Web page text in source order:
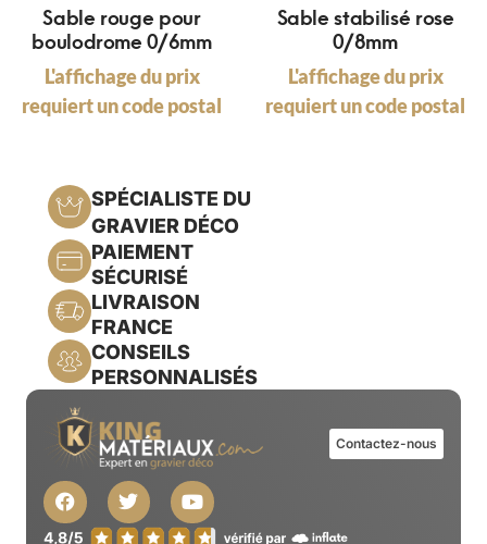
Sable rouge pour
boulodrome 0/6mm
L'affichage du prix
requiert un code postal
Sable stabilisé rose
0/8mm
L'affichage du prix
requiert un code postal
SPÉCIALISTE DU
GRAVIER DÉCO
PAIEMENT
SÉCURISÉ
LIVRAISON
FRANCE
CONSEILS
PERSONNALISÉS
Contactez-nous